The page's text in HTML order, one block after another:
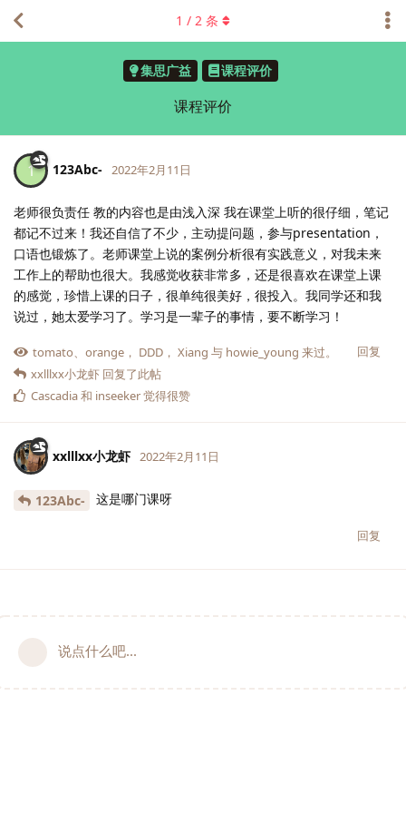
集思广益 课程评价
课程评价
1 / 2 条
1 123Abc- 2022年2月11日
老师很负责任 教的内容也是由浅入深 我在课堂上听的很仔细，笔记
都记不过来！我还自信了不少，主动提问题，参与presentation，
口语也锻炼了。老师课堂上说的案例分析很有实践意义，对我未来
工作上的帮助也很大。我感觉收获非常多，还是很喜欢在课堂上课
的感觉，珍惜上课的日子，很单纯很美好，很投入。我同学还和我
说过，她太爱学习了。学习是一辈子的事情，要不断学习！
回复
tomato、 orange ， DDD ， Xiang 与 howie_young 来过。
xxlllxx小龙虾 回复了此帖
Cascadia和 inseeker觉得很赞
xxlllxx小龙虾 2022年2月11日
123Abc- 这是哪门课呀
回复
说点什么吧...